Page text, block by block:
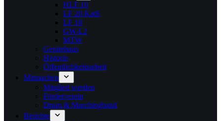
HLF 10
LF 20 KatS
LF 10
GW-L2
MTW
Gerätehaus
Historie
Öffentlichkeitsarbeit
Mitmachen
Mitglied werden
Förderverein
Drum & Marchingband
Berichte